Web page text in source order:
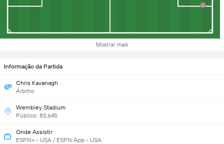
Mostrar mais
Informação da Partida
Chris Kavanagh
Árbitro
Wembley Stadium
Público: 82,645
Onde Assistir
ESPN+ - USA / ESPN App - USA